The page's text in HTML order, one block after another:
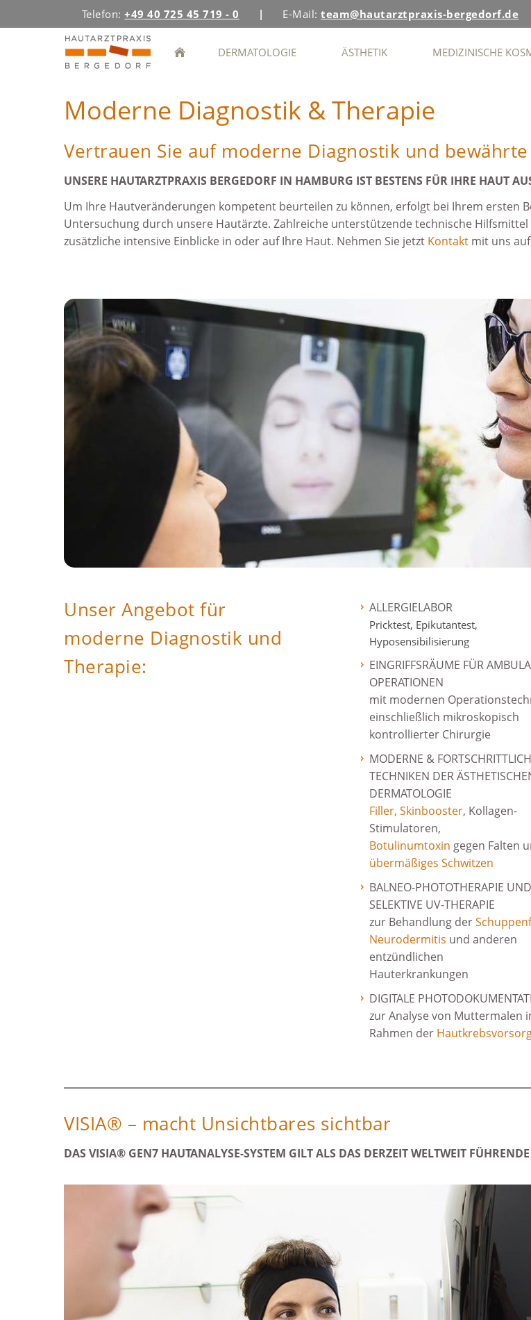
Telefon:+49 40 725 45 719 - 0 | E-Mail:team@hautarztpraxis-bergedorf.de
DERMATOLOGIE ÄSTHETIK MEDIZINISCHE
Moderne Diagnostik & Therapie
Vertrauen Sie auf moderne Diagnostik und
UNSERE HAUTARZTPRAXIS BERGEDORF IN HAMBURG IST BESTENS FÜR IHRE HAUT
Um Ihre Hautveränderungen kompetent beurteilen zu können, erfolgt bei Ihrem ersten
Untersuchung durch unsere Hautärzte. Zahlreiche unterstützende technische Hilfsmittel
zusätzliche intensive Einblicke in oder auf Ihre Haut. Nehmen Sie jetzt Kontakt mit uns
Unser Angebot für
moderne Diagnostik und
Therapie:
ALLERGIELABOR
Pricktest, Epikutantest,
Hyposensibilisierung
EINGRIFFSRÄUME FÜR
OPERATIONEN
mit modernen
einschließlich mikroskopisch
kontrollierter Chirurgie
MODERNE &
TECHNIKEN DER
DERMATOLOGIE
Filler,Skinbooster, Kollagen-
Stimulatoren,
Botulinumtoxin gegen Falten
übermäßiges Schwitzen
BALNEO-PHOTOTHERAPIE UND
SELEKTIVE UV-THERAPIE
zur Behandlung der
Neurodermitis und anderen
entzündlichen
Hauterkrankungen
DIGITALE
zur Analyse von Muttermalen
Rahmen der
VISIA® – macht Unsichtbares sichtbar
DAS VISIA® GEN7 HAUTANALYSE-SYSTEM GILT ALS DAS DERZEIT WELTWEIT